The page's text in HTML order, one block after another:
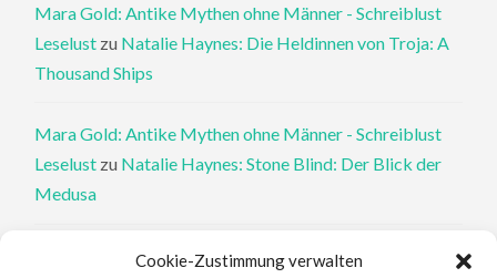
Cookie-Zustimmung verwalten
Mara Gold: Antike Mythen ohne Männer - Schreiblust
Leselust zu Natalie Haynes: Die Heldinnen von Troja: A
Thousand Ships
Mara Gold: Antike Mythen ohne Männer - Schreiblust
Leselust zu Natalie Haynes: Stone Blind: Der Blick der
Medusa
Philippa Perry: Die Therapeutin und ihre Mörder: Dr. Pat